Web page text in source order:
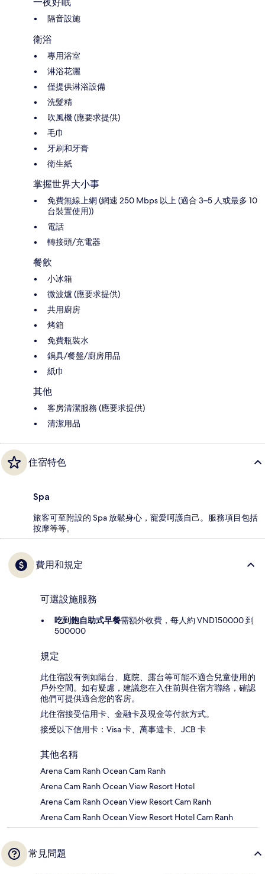
隔音設施
衛浴
專用浴室
淋浴花灑
僅提供淋浴設備
洗髮精
吹風機 (應要求提供)
毛巾
牙刷和牙膏
衛生紙
掌握世界大小事
免費無線上網 (網速 250 Mbps 以上 (適合 3–5 人或最多 10
台裝置使用))
電話
轉接頭/充電器
餐飲
小冰箱
微波爐 (應要求提供)
共用廚房
烤箱
免費瓶裝水
鍋具/餐盤/廚房用品
紙巾
其他
客房清潔服務 (應要求提供)
清潔用品
住宿特色
Spa
旅客可至附設的 Spa 放鬆身心，寵愛呵護自己。服務項目包括
按摩等等。
費用和規定
可選設施服務
吃到飽自助式早餐需額外收費，每人約 VND150000 到
500000
規定
此住宿設有例如陽台、庭院、露台等可能不適合兒童使用的
戶外空間。如有疑慮，建議您在入住前與住宿方聯絡，確認
他們可提供適合您的客房。
此住宿接受信用卡、金融卡及現金等付款方式。
接受以下信用卡：Visa 卡、萬事達卡、JCB 卡
其他名稱
Arena Cam Ranh Ocean Cam Ranh
Arena Cam Ranh Ocean View Resort Hotel
Arena Cam Ranh Ocean View Resort Cam Ranh
Arena Cam Ranh Ocean View Resort Hotel Cam Ranh
常見問題